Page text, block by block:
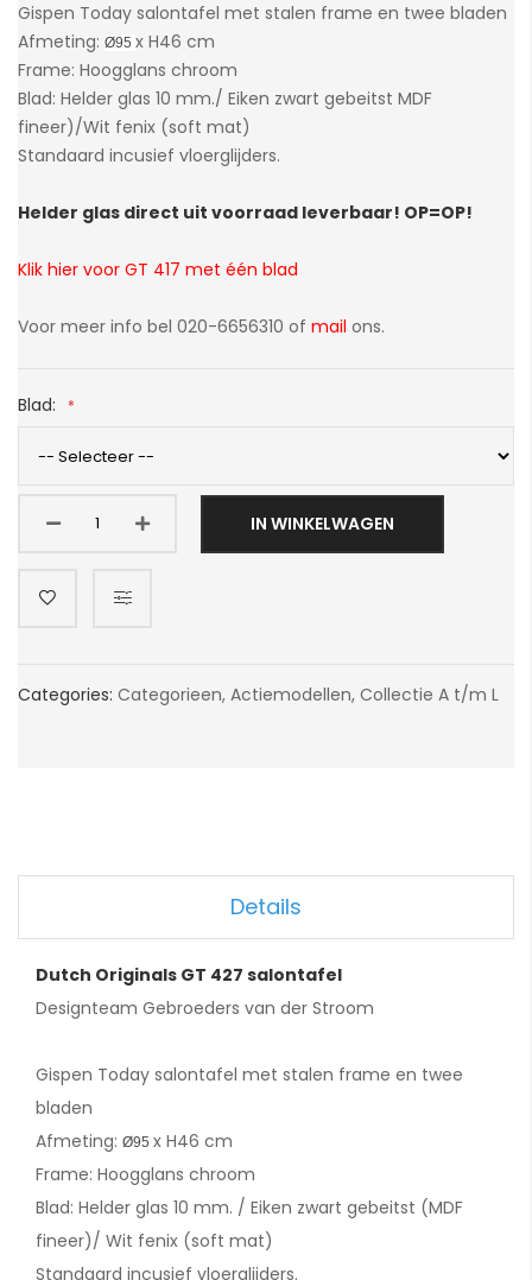
Gispen Today salontafel met stalen frame en twee bladen
Afmeting: Ø95 x H46 cm
Frame: Hoogglans chroom
Blad: Helder glas 10 mm./ Eiken zwart gebeitst MDF
fineer)/Wit fenix (soft mat)
Standaard incusief vloerglijders.
Helder glas direct uit voorraad leverbaar! OP=OP!
Klik hier voor GT 417 met één blad
Voor meer info bel 020-6656310 of mail ons.
Blad:
IN WINKELWAGEN
Categories: Categorieen, Actiemodellen, Collectie A t/m L
Details
Dutch Originals GT 427 salontafel
Designteam Gebroeders van der Stroom
Gispen Today salontafel met stalen frame en twee
bladen
Afmeting: Ø95 x H46 cm
Frame: Hoogglans chroom
Blad: Helder glas 10 mm. / Eiken zwart gebeitst (MDF
fineer)/ Wit fenix (soft mat)
Standaard incusief vloerglijders.